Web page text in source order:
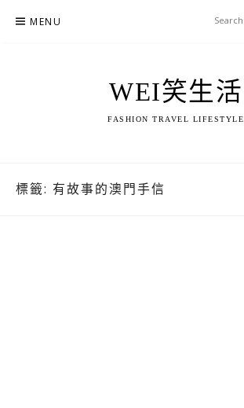
MENU
WEI笑生活
FASHION TRAVEL LIFESTYLE
標籤: 有故事的澳門手信